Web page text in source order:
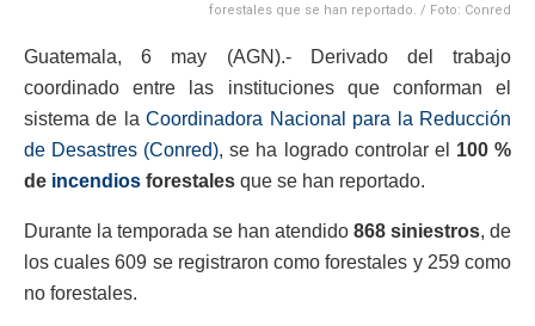
forestales que se han reportado. / Foto: Conred
Guatemala, 6 may (AGN).- Derivado del trabajo
coordinado entre las instituciones que conforman el
sistema de laCoordinadora Nacional para la Reducción
de Desastres (Conred), se ha logrado controlar el 100 %
de incendios forestales que se han reportado.
Durante la temporada se han atendido 868 siniestros, de
los cuales 609 se registraron como forestales y 259 como
no forestales.